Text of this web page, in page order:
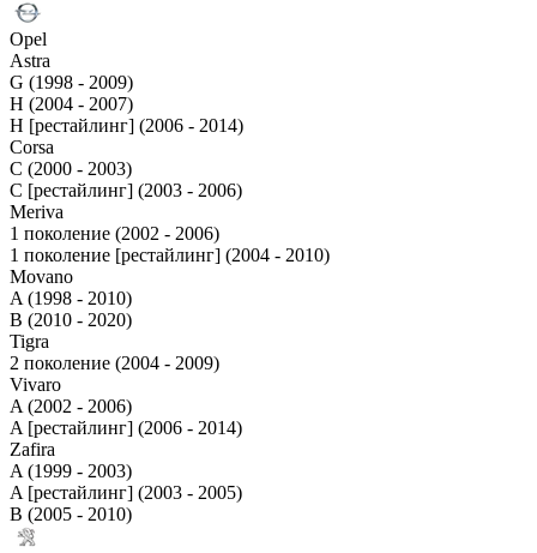
Opel
Astra
G (1998 - 2009)
H (2004 - 2007)
H [рестайлинг] (2006 - 2014)
Corsa
C (2000 - 2003)
C [рестайлинг] (2003 - 2006)
Meriva
1 поколение (2002 - 2006)
1 поколение [рестайлинг] (2004 - 2010)
Movano
A (1998 - 2010)
B (2010 - 2020)
Tigra
2 поколение (2004 - 2009)
Vivaro
A (2002 - 2006)
A [рестайлинг] (2006 - 2014)
Zafira
A (1999 - 2003)
A [рестайлинг] (2003 - 2005)
B (2005 - 2010)